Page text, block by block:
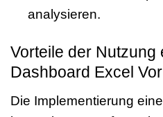
analysieren.
Vorteile der Nutzung
Dashboard Excel
Die Implementierung